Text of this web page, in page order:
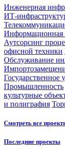
Инженерная
ИТ-
Информационная
Аутсорсинг
офисной техники
Обслуживание
Государственное
Промышленность
культурные
и полиграфия
Смотреть все
Последние проекты